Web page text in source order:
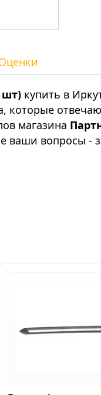
шт) купить в
которые
магазина
ваши вопросы -